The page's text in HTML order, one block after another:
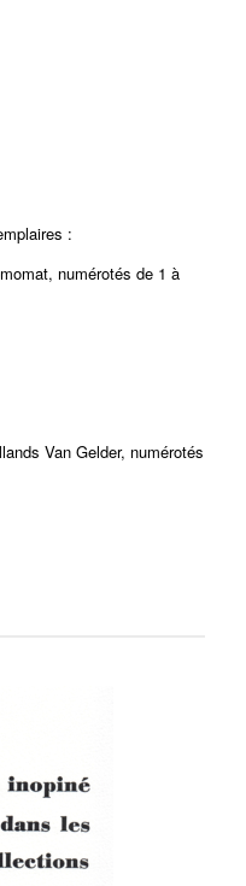
:
numérotés de 1 à
Van Gelder, numérotés